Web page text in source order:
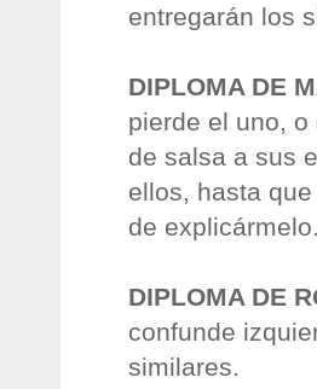
entregarán los
DIPLOMA DE
pierde el uno,
de salsa a sus
ellos, hasta
de explicármelo.
DIPLOMA DE
confunde
similares.